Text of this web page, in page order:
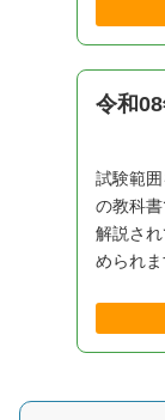
令和
試験範
の教科
解説さ
められま